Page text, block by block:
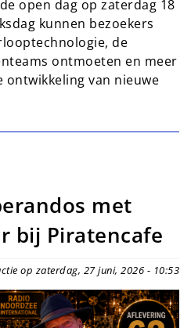
open dag op zaterdag 18
kunnen bezoekers
de
ontmoeten en meer
ontwikkeling van nieuwe
met
bij Piratencafe
op zaterdag, 27 juni, 2026 - 10:53